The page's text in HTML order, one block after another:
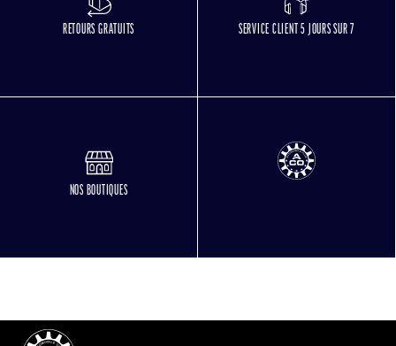
RETOURS GRATUITS SERVICE CLIENT 5 JOURS SUR 7
NOS BOUTIQUES